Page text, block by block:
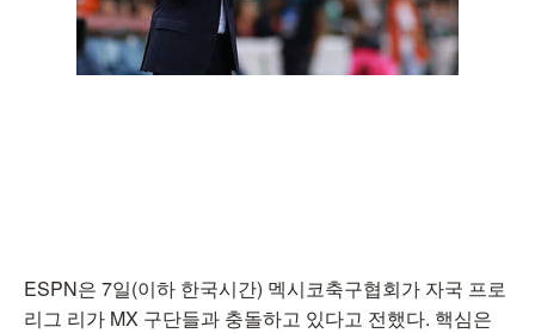
ESPN은 7일(이하 한국시간) 멕시코축구협회가 자국 프로
리그 리가 MX 구단들과 충돌하고 있다고 전했다. 핵심은